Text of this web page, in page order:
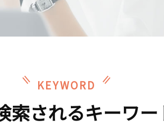
KEYWORD
索されるキーワー